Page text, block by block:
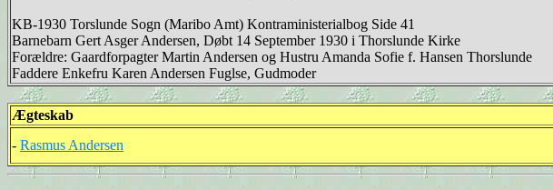
KB-1930 Torslunde Sogn (Maribo Amt) Kontraministerialbog Side 41
Barnebarn Gert Asger Andersen, Døbt 14 September 1930 i Thorslunde Kirke
Forældre: Gaardforpagter Martin Andersen og Hustru Amanda Sofie f. Hansen Thorslunde
Faddere Enkefru Karen Andersen Fuglse, Gudmoder
Ægteskab
- Rasmus Andersen